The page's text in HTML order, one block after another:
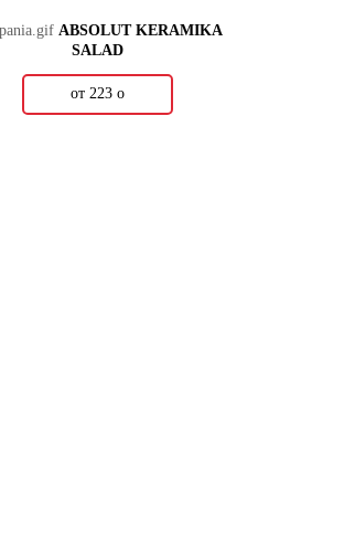
ABSOLUT KERAMIKA
SALAD
от 223 о